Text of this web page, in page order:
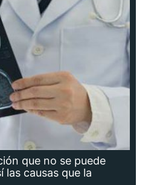
que no se puede
las causas que la